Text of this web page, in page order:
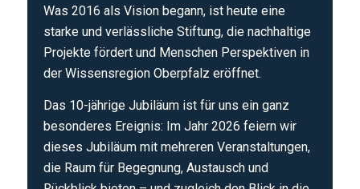
Was 2016 als Vision begann, ist heute eine
starke und verlässliche Stiftung, die nachhaltige
Projekte fördert und Menschen Perspektiven in
der Wissensregion Oberpfalz eröffnet.
Das 10-jährige Jubiläum ist für uns ein ganz
besonderes Ereignis: Im Jahr 2026 feiern wir
dieses Jubiläum mit mehreren Veranstaltungen,
die Raum für Begegnung, Austausch und